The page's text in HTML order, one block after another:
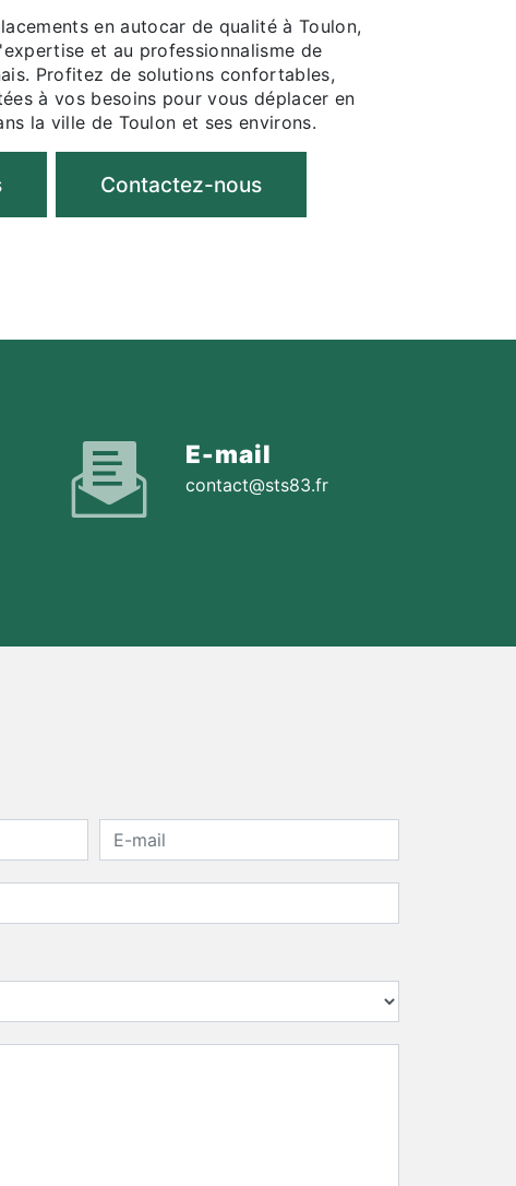
en autocar de qualité à Toulon,
et au professionnalisme de
Profitez de solutions confortables,
à vos besoins pour vous déplacer en
la ville de Toulon et ses environs.
Contactez-nous
E-mail
contact@sts83.fr